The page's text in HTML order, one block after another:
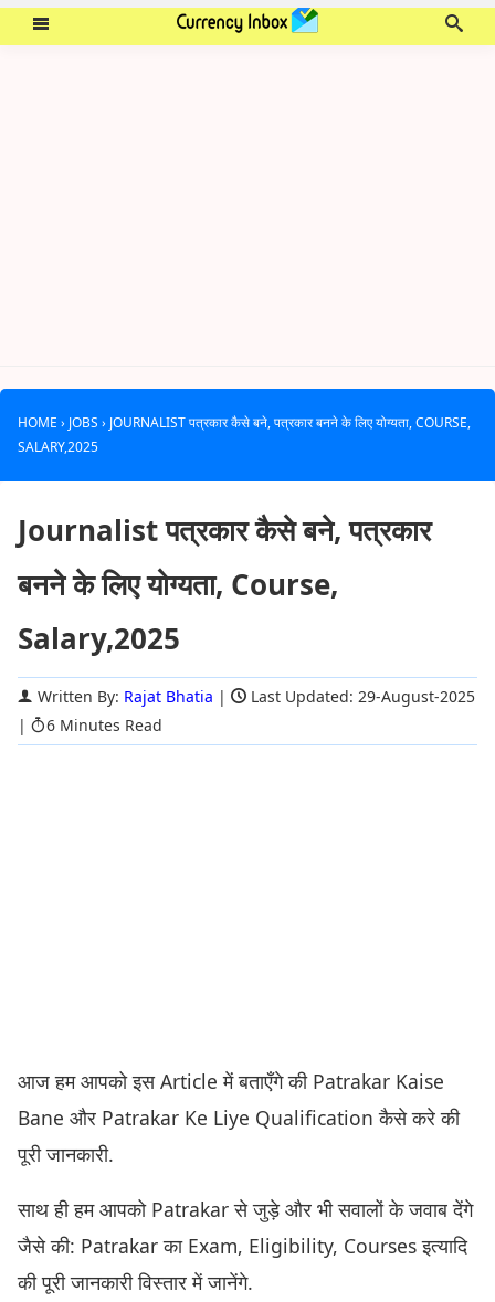
HOME › JOBS › JOURNALIST पत्रकार कैसे बने, पत्रकार बनने के लिए योग्यता, COURSE,
SALARY,2025
Journalist पत्रकार कैसे बने, पत्रकार
बनने के लिए योग्यता, Course,
Salary,2025
Written By: Rajat Bhatia |
Last Updated: 29-August-2025
|
6 Minutes Read
आज हम आपको इस Article में बताएँगे की Patrakar Kaise
Bane और Patrakar Ke Liye Qualification कैसे करे की
पूरी जानकारी.
साथ ही हम आपको Patrakar से जुड़े और भी सवालों के जवाब देंगे
जैसे की: Patrakar का Exam, Eligibility, Courses इत्यादि
की पूरी जानकारी विस्तार में जानेंगे.